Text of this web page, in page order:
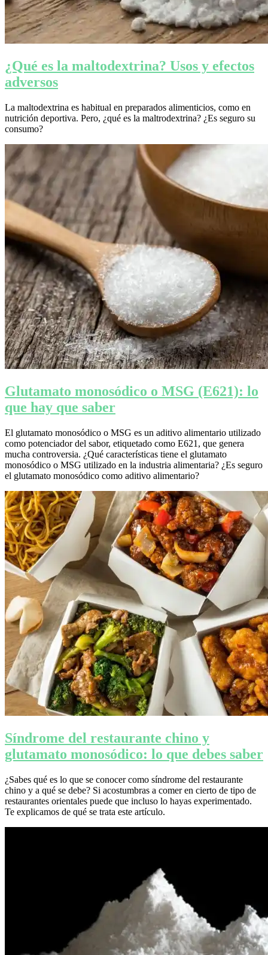
¿Qué es la maltodextrina? Usos y efectos
adversos
La maltodextrina es habitual en preparados alimenticios, como en
nutrición deportiva. Pero, ¿qué es la maltrodextrina? ¿Es seguro su
consumo?
Glutamato monosódico o MSG (E621): lo
que hay que saber
El glutamato monosódico o MSG es un aditivo alimentario utilizado
como potenciador del sabor, etiquetado como E621, que genera
mucha controversia. ¿Qué características tiene el glutamato
monosódico o MSG utilizado en la industria alimentaria? ¿Es seguro
el glutamato monosódico como aditivo alimentario?
Síndrome del restaurante chino y
glutamato monosódico: lo que debes saber
¿Sabes qué es lo que se conocer como síndrome del restaurante
chino y a qué se debe? Si acostumbras a comer en cierto de tipo de
restaurantes orientales puede que incluso lo hayas experimentado.
Te explicamos de qué se trata este artículo.